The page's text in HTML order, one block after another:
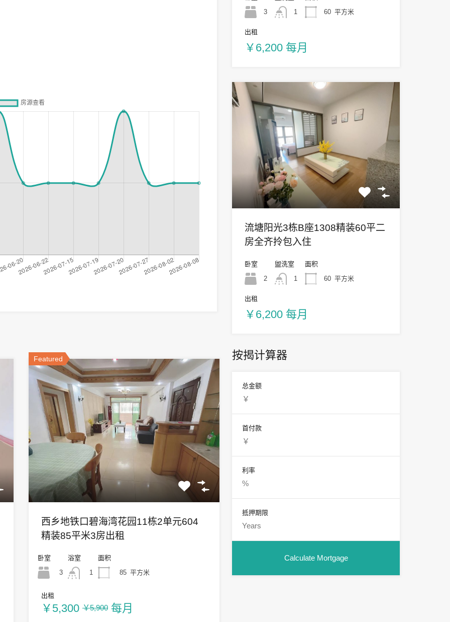
Featured
西乡地铁口碧海湾花园11栋2单元604
精装85平米3房出租
卧室
3
浴室
1
面积
85 平方米
出租
￥5,300 ￥5,900 每月
3
1
60 平方米
出租
￥6,200 每月
流塘阳光3栋B座1308精装60平二
房全齐拎包入住
卧室
2
盥洗室
1
面积
60 平方米
出租
￥6,200 每月
按揭计算器
总金额
首付款
利率
抵押期限